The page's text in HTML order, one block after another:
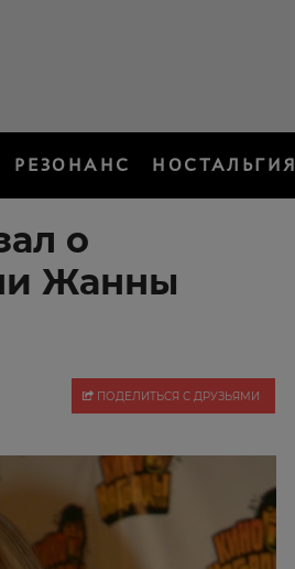
РЕЗОНАНС НОСТАЛЬГИЯ
о
Жанны
ПОДЕЛИТЬСЯ С ДРУЗЬЯМИ